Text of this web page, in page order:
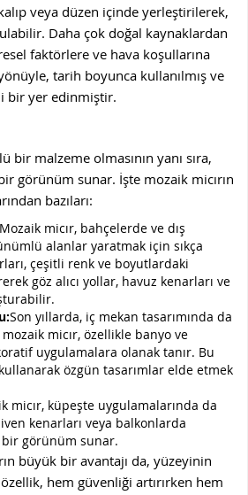
veya düzen içinde yerleştirilerek,
Daha çok doğal kaynaklardan
faktörlere ve hava koşullarına
tarih boyunca kullanılmış ve
bir yer edinmiştir.
bir malzeme olmasının yanı sıra,
görünüm sunar. İşte mozaik micırın
bazıları:
Mozaik micır, bahçelerde ve dış
alanlar yaratmak için sıkça
çeşitli renk ve boyutlardaki
göz alıcı yollar, havuz kenarları ve
Son yıllarda, iç mekan tasarımında da
micır, özellikle banyo ve
uygulamalara olanak tanır. Bu
özgün tasarımlar elde etmek
micır, küpeşte uygulamalarında da
kenarları veya balkonlarda
bir görünüm sunar.
büyük bir avantajı da, yüzeyinin
hem güvenliği artırırken hem